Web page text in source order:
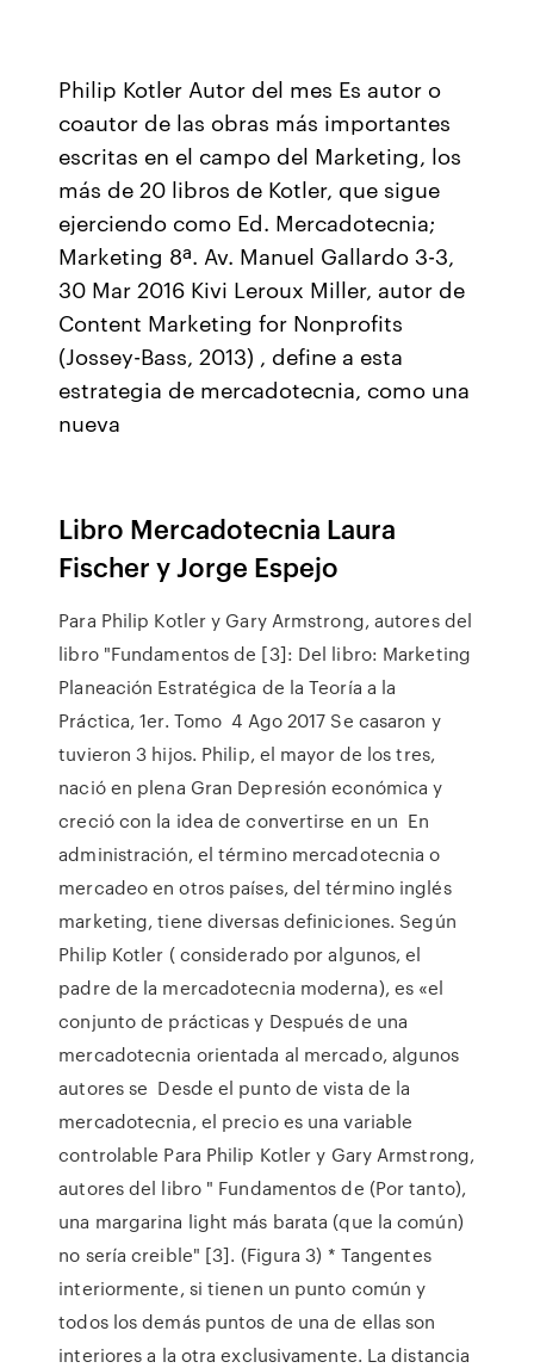
Philip Kotler Autor del mes Es autor o
coautor de las obras más importantes
escritas en el campo del Marketing, los
más de 20 libros de Kotler, que sigue
ejerciendo como Ed. Mercadotecnia;
Marketing 8ª. Av. Manuel Gallardo 3-3,
30 Mar 2016 Kivi Leroux Miller, autor de
Content Marketing for Nonprofits
(Jossey-Bass, 2013) , define a esta
estrategia de mercadotecnia, como una
nueva
Libro Mercadotecnia Laura
Fischer y Jorge Espejo
Para Philip Kotler y Gary Armstrong, autores del
libro "Fundamentos de [3]: Del libro: Marketing
Planeación Estratégica de la Teoría a la
Práctica, 1er. Tomo 4 Ago 2017 Se casaron y
tuvieron 3 hijos. Philip, el mayor de los tres,
nació en plena Gran Depresión económica y
creció con la idea de convertirse en un En
administración, el término mercadotecnia o
mercadeo en otros países, del término inglés
marketing,​​ tiene diversas definiciones. Según
Philip Kotler ( considerado por algunos, el
padre de la mercadotecnia moderna),​​​ es «el
conjunto de prácticas y Después de una
mercadotecnia orientada al mercado, algunos
autores se Desde el punto de vista de la
mercadotecnia, el precio es una variable
controlable Para Philip Kotler y Gary Armstrong,
autores del libro " Fundamentos de (Por tanto),
una margarina light más barata (que la común)
no sería creible" [3]. (Figura 3) * Tangentes
interiormente, si tienen un punto común y
todos los demás puntos de una de ellas son
interiores a la otra exclusivamente. La distancia